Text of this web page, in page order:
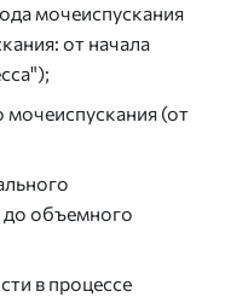
мочеиспускания
от начала
мочеиспускания (от
до объемного
в процессе